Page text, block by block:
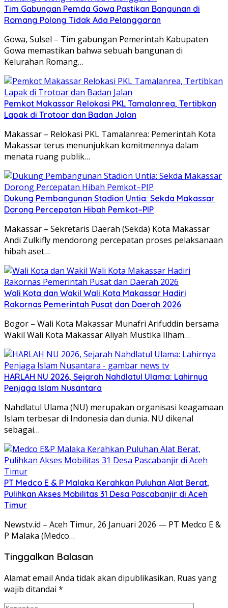
Tim Gabungan Pemda Gowa Pastikan Bangunan di
Romang Polong Tidak Ada Pelanggaran
Gowa, Sulsel – Tim gabungan Pemerintah Kabupaten
Gowa memastikan bahwa sebuah bangunan di
Kelurahan Romang…
Pemkot Makassar Relokasi PKL Tamalanrea, Tertibkan
Lapak di Trotoar dan Badan Jalan
Makassar – Relokasi PKL Tamalanrea: Pemerintah Kota
Makassar terus menunjukkan komitmennya dalam
menata ruang publik…
Dukung Pembangunan Stadion Untia: Sekda Makassar
Dorong Percepatan Hibah Pemkot–PIP
Makassar – Sekretaris Daerah (Sekda) Kota Makassar
Andi Zulkifly mendorong percepatan proses pelaksanaan
hibah aset…
Wali Kota dan Wakil Wali Kota Makassar Hadiri
Rakornas Pemerintah Pusat dan Daerah 2026
Bogor – Wali Kota Makassar Munafri Arifuddin bersama
Wakil Wali Kota Makassar Aliyah Mustika Ilham…
HARLAH NU 2026, Sejarah Nahdlatul Ulama: Lahirnya
Penjaga Islam Nusantara
Nahdlatul Ulama (NU) merupakan organisasi keagamaan
Islam terbesar di Indonesia dan dunia. NU dikenal
sebagai…
PT Medco E & P Malaka Kerahkan Puluhan Alat Berat,
Pulihkan Akses Mobilitas 31 Desa Pascabanjir di Aceh
Timur
Newstv.id – Aceh Timur, 26 Januari 2026 — PT Medco E &
P Malaka (Medco…
Tinggalkan Balasan
Alamat email Anda tidak akan dipublikasikan. Ruas yang
wajib ditandai *